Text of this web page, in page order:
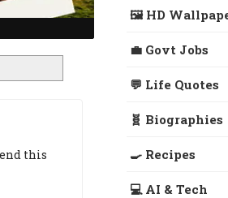
this
🖼️ HD
💼 Govt Jobs
💬 Life Quotes
🧬 Biographies
🍳 Recipes
💻 AI & Tech